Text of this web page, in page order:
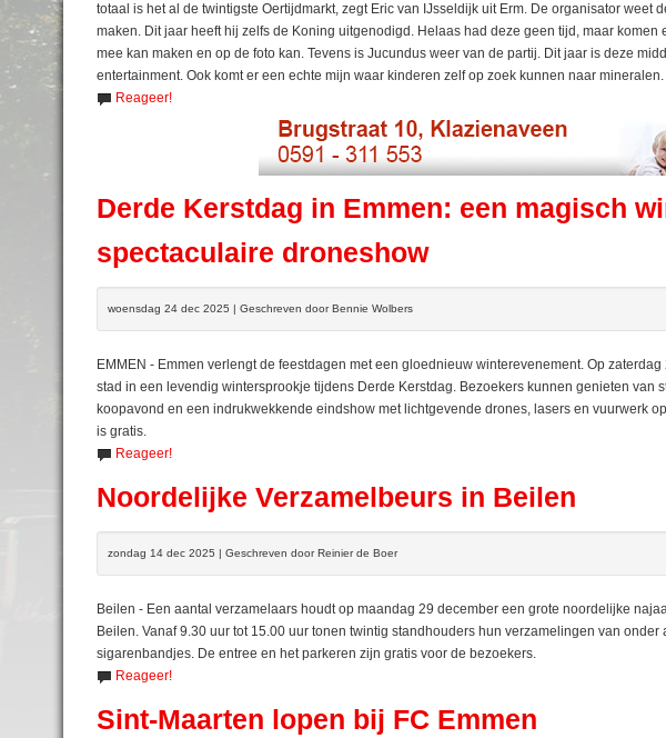
totaal is het al de twintigste Oertijdmarkt, zegt Eric van IJsseldijk uit Erm. De organisator weet
maken. Dit jaar heeft hij zelfs de Koning uitgenodigd. Helaas had deze geen tijd, maar
mee kan maken en op de foto kan. Tevens is Jucundus weer van de partij. Dit jaar is deze
entertainment. Ook komt er een echte mijn waar kinderen zelf op zoek kunnen naar mineralen.
Reageer!
Derde Kerstdag in Emmen: een magisch
spectaculaire droneshow
woensdag 24 dec 2025 | Geschreven door Bennie Wolbers
EMMEN - Emmen verlengt de feestdagen met een gloednieuw winterevenement. Op
stad in een levendig wintersprookje tijdens Derde Kerstdag. Bezoekers kunnen genieten van
koopavond en een indrukwekkende eindshow met lichtgevende drones, lasers en vuurwerk
is gratis.
Reageer!
Noordelijke Verzamelbeurs in Beilen
zondag 14 dec 2025 | Geschreven door Reinier de Boer
Beilen - Een aantal verzamelaars houdt op maandag 29 december een grote noordelijke
Beilen. Vanaf 9.30 uur tot 15.00 uur tonen twintig standhouders hun verzamelingen van
sigarenbandjes. De entree en het parkeren zijn gratis voor de bezoekers.
Reageer!
Sint-Maarten lopen bij FC Emmen